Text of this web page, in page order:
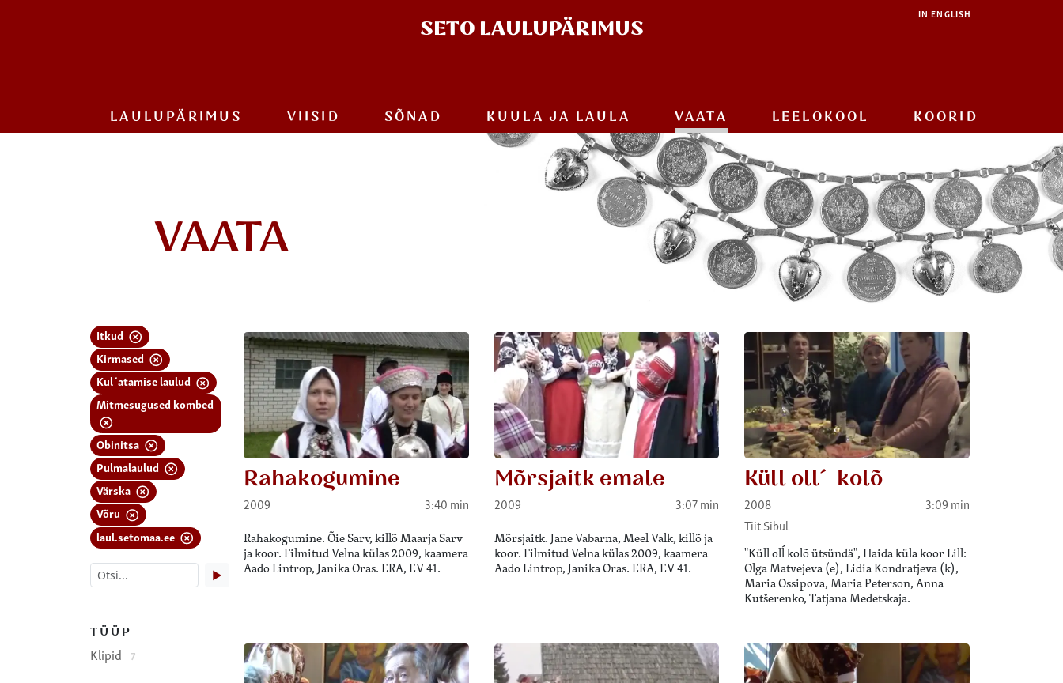
SETO LAULUPÄRIMUS
IN ENGLISH
LAULU­PÄRIMUS VIISID SÕNAD KUULA JA LAULA VAATA LEELOKOOL KOORID
VAATA
Itkud
Kirmased
Kul´atamise laulud
Mitmesugused kombed
Obinitsa
Pulmalaulud
Värska
Võru
laul.setomaa.ee
▶
TÜÜP
Klipid 7
Rahakogumine
2009 3:40 min
Rahakogumine. Õie Sarv, killõ Maarja Sarv
ja koor. Filmitud Velna külas 2009, kaamera
Aado Lintrop, Janika Oras. ERA, EV 41.
Mõrsjaitk emale
2009 3:07 min
Mõrsjaitk. Jane Vabarna, Meel Valk, killõ ja
koor. Filmitud Velna külas 2009, kaamera
Aado Lintrop, Janika Oras. ERA, EV 41.
Küll oll´ kolõ
2008
3:09 min
Tiit Sibul
"Küll olĺ kolõ ütsündä", Haida küla koor Lill:
Olga Matvejeva (e), Lidia Kondratjeva (k),
Maria Ossipova, Maria Peterson, Anna
Kutšerenko, Tatjana Medetskaja.